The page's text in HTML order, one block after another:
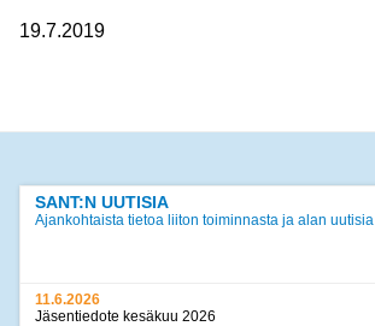
19.7.2019
SANT:N UUTISIA
Ajankohtaista tietoa liiton toiminnasta ja alan uutisia
11.6.2026
Jäsentiedote kesäkuu 2026